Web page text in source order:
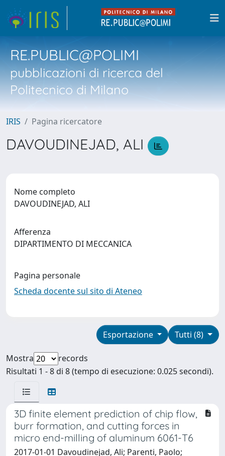
RE.PUBLIC@POLIMI
pubblicazioni di ricerca del
Politecnico di Milano
IRIS Pagina ricercatore
DAVOUDINEJAD, ALI
Nome completo
DAVOUDINEJAD, ALI
Afferenza
DIPARTIMENTO DI MECCANICA
Pagina personale
Scheda docente sul sito di Ateneo
Tutti (8)
Esportazione
Mostra
records
Risultati 1 - 8 di 8 (tempo di esecuzione: 0.025 secondi).
3D finite element prediction of chip flow,
burr formation, and cutting forces in
micro end-milling of aluminum 6061-T6
2017-01-01 Davoudinejad, Ali; Parenti, Paolo;